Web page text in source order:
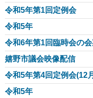
令和5年第1回定例会
令和5年
令和6年第1回臨時会の
嬉野市議会映像配信
令和5年第4回定例会(12
令和5年